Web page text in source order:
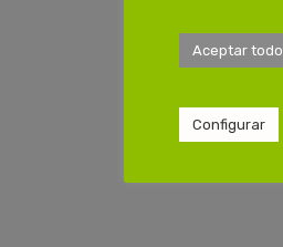
Aceptar todo
Configurar